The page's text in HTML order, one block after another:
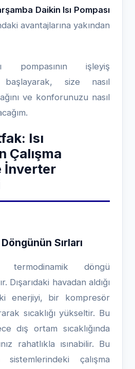
Daikin Isı Pompası
avantajlarına yakından
pompasının işleyiş
başlayarak, size nasıl
ve konforunuzu nasıl
Isı
Çalışma
İnverter
Sırları
termodinamik döngü
Dışarıdaki havadan aldığı
enerjiyi, bir kompresör
sıcaklığı yükseltir. Bu
dış ortam sıcaklığında
rahatlıkla ısınabilir. Bu
çalışma